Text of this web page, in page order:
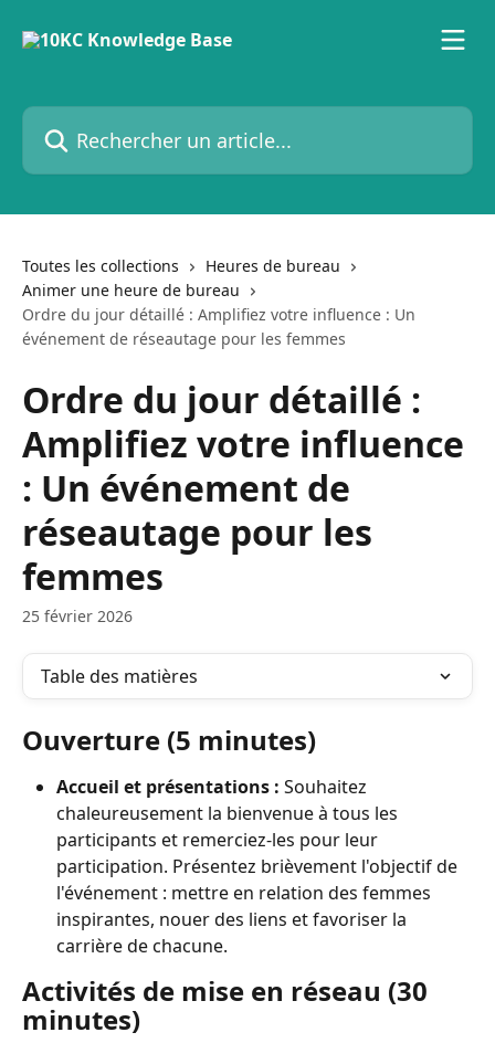
Rechercher un article...
Toutes les collections
Heures de bureau
Animer une heure de bureau
Ordre du jour détaillé : Amplifiez votre influence : Un
événement de réseautage pour les femmes
Ordre du jour détaillé :
Amplifiez votre influence
: Un événement de
réseautage pour les
femmes
25 février 2026
Table des matières
Ouverture (5 minutes)
Accueil et présentations : Souhaitez
chaleureusement la bienvenue à tous les
participants et remerciez-les pour leur
participation. Présentez brièvement l'objectif de
l'événement : mettre en relation des femmes
inspirantes, nouer des liens et favoriser la
carrière de chacune.
Activités de mise en réseau (30
minutes)